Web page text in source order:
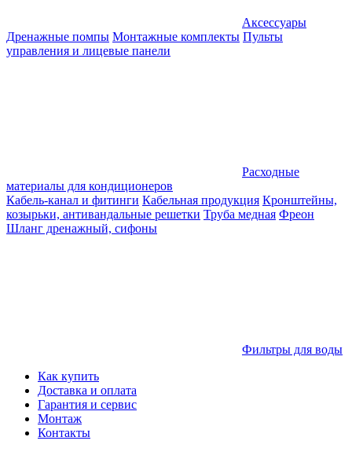
Аксессуары
Дренажные помпы Монтажные комплекты Пульты
управления и лицевые панели
Расходные
материалы для кондиционеров
Кабель-канал и фитинги Кабельная продукция Кронштейны,
козырьки, антивандальные решетки Труба медная Фреон
Шланг дренажный, сифоны
Фильтры для воды
Как купить
Доставка и оплата
Гарантия и сервис
Монтаж
Контакты